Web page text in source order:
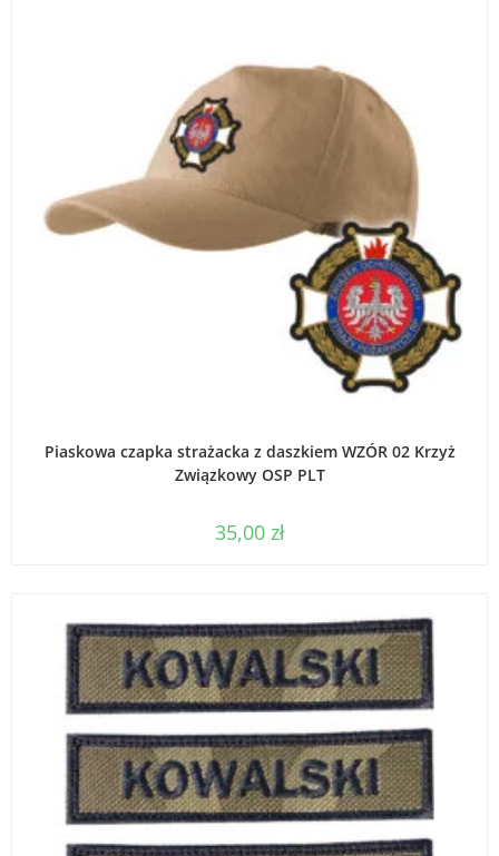
Piaskowa czapka strażacka z daszkiem WZÓR 02 Krzyż
Związkowy OSP PLT
35,00 zł